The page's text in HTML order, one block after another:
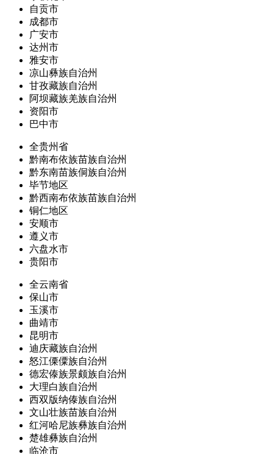
自贡市
成都市
广安市
达州市
雅安市
凉山彝族自治州
甘孜藏族自治州
阿坝藏族羌族自治州
资阳市
巴中市
全贵州省
黔南布依族苗族自治州
黔东南苗族侗族自治州
毕节地区
黔西南布依族苗族自治州
铜仁地区
安顺市
遵义市
六盘水市
贵阳市
全云南省
保山市
玉溪市
曲靖市
昆明市
迪庆藏族自治州
怒江傈僳族自治州
德宏傣族景颇族自治州
大理白族自治州
西双版纳傣族自治州
文山壮族苗族自治州
红河哈尼族彝族自治州
楚雄彝族自治州
临沧市